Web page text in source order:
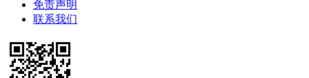
免责声明
联系我们